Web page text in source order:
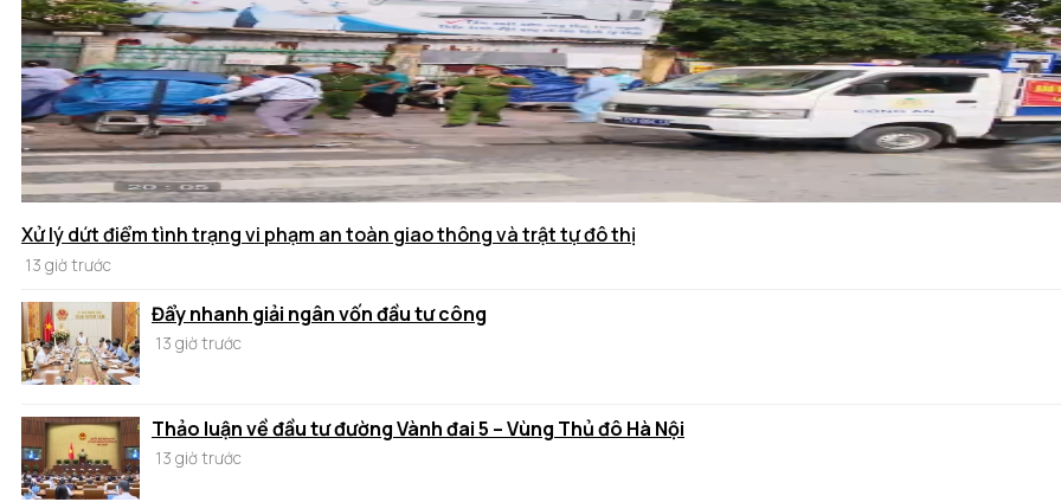
Xử lý dứt điểm tình trạng vi phạm an toàn giao thông và trật tự đô thị
13 giờ trước
Đẩy nhanh giải ngân vốn đầu tư công
13 giờ trước
Thảo luận về đầu tư đường Vành đai 5 – Vùng Thủ đô Hà Nội
13 giờ trước